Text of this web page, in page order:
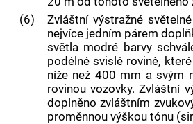
(6)
Zvláštní výstražné
nejvíce jedním párem
světla modré barvy
podélné svislé rovině,
níže než 400 mm a svým
rovinou vozovky. Zvláštní
doplněno zvláštním
proměnnou výškou tónu